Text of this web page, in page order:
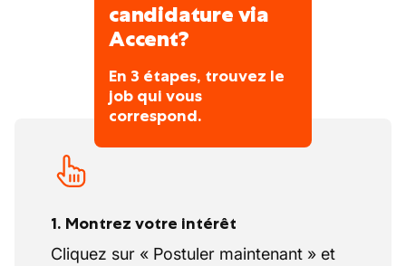
candidature via
Accent?
En 3 étapes, trouvez le
job qui vous
correspond.
1. Montrez votre intérêt
Cliquez sur « Postuler maintenant » et